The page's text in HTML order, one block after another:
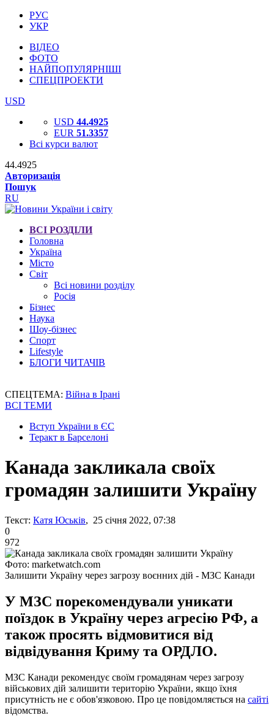
РУС
УКР
ВІДЕО
ФОТО
НАЙПОПУЛЯРНІШІ
СПЕЦПРОЕКТИ
USD
USD 44.4925
EUR 51.3357
Всі курси валют
44.4925
Авторизація
Пошук
RU
ВСІ РОЗДІЛИ
Головна
Україна
Місто
Світ
Всі новини розділу
Росія
Бізнес
Наука
Шоу-бізнес
Спорт
Lifestyle
БЛОГИ ЧИТАЧІВ
СПЕЦТЕМА: Війна в Ірані
ВСІ ТЕМИ
Вступ України в ЄС
Теракт в Барселоні
Канада закликала своїх
громадян залишити Україну
Текст: Катя Юськів, 25 січня 2022, 07:38
0
972
Фото: marketwatch.com
Залишити Україну через загрозу воєнних дій - МЗС Канади
У МЗС порекомендували уникати
поїздок в Україну через агресію РФ, а
також просять відмовитися від
відвідування Криму та ОРДЛО.
МЗС Канади рекомендує своїм громадянам через загрозу
військових дій залишити територію України, якщо їхня
присутність не є обов'язковою. Про це повідомляється на сайті
відомства.